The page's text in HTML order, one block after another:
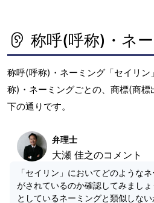
称呼(呼称)・ネ
称呼(呼称)・ネーミング「セイリ
称)・ネーミングごとの、商標(商
下の通りです。
弁理士
大瀬 佳之のコメント
「セイリン」においてどのような
がされているのか確認してみまし
としているネーミングと類似しない